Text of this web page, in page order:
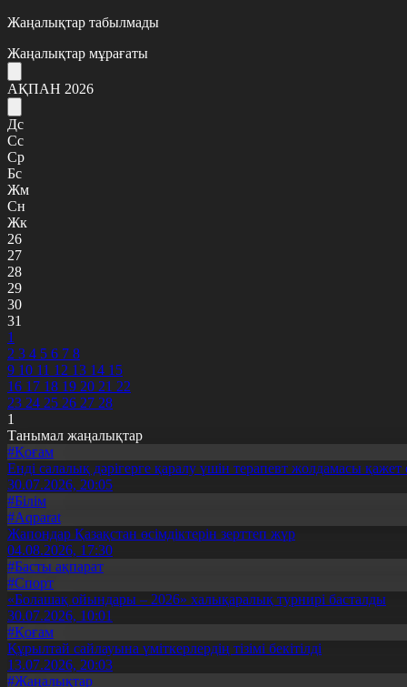
Жаңалықтар табылмады
Жаңалықтар мұрағаты
АҚПАН 2026
Дс
Сс
Ср
Бс
Жм
Сн
Жк
26
27
28
29
30
31
1
2 3 4 5 6 7 8
9 10 11 12 13 14 15
16 17 18 19 20 21 22
23 24 25 26 27 28
1
Танымал жаңалықтар
#Қоғам
Енді салалық дәрігерге қаралу үшін терапевт жолдамасы қажет
30.07.2026, 20:05
#Білім
#Aqparat
Жапондар Қазақстан өсімдіктерін зерттеп жүр
04.08.2026, 17:30
#Басты ақпарат
#Спорт
«Болашақ ойындары – 2026» халықаралық турнирі басталды
30.07.2026, 10:01
#Қоғам
Құрылтай сайлауына үміткерлердің тізімі бекітілді
13.07.2026, 20:03
#Жаңалықтар